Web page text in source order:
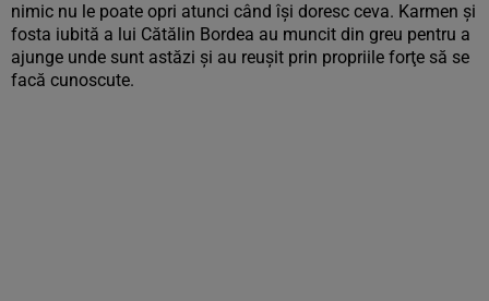
nimic nu le poate opri atunci când îşi doresc ceva. Karmen şi
fosta iubită a lui Cătălin Bordea au muncit din greu pentru a
ajunge unde sunt astăzi şi au reuşit prin propriile forţe să se
facă cunoscute.